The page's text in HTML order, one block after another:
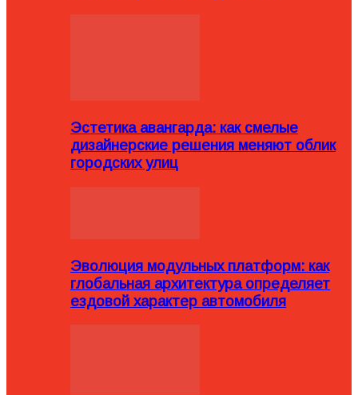
Эстетика авангарда: как смелые
дизайнерские решения меняют облик
городских улиц
Эволюция модульных платформ: как
глобальная архитектура определяет
ездовой характер автомобиля